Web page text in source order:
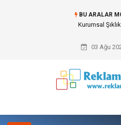
BU ARALAR
Kurumsal
03 Ağu